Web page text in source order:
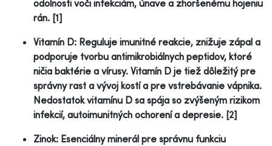
odolnosti voči infekciám, únave a zhoršenému hojeniu
rán. [1]
Vitamín D: Reguluje imunitné reakcie, znižuje zápal a
podporuje tvorbu antimikrobiálnych peptidov, ktoré
ničia baktérie a vírusy. Vitamín D je tiež dôležitý pre
správny rast a vývoj kostí a pre vstrebávanie vápnika.
Nedostatok vitamínu D sa spája so zvýšeným rizikom
infekcií, autoimunitných ochorení a depresie. [2]
Zinok: Esenciálny minerál pre správnu funkciu